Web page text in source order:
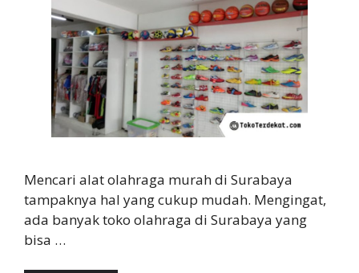
Mencari alat olahraga murah di Surabaya
tampaknya hal yang cukup mudah. Mengingat,
ada banyak toko olahraga di Surabaya yang
bisa …